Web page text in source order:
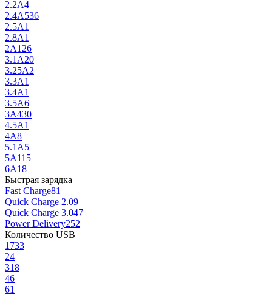
2.2A4
2.4A536
2.5A1
2.8А1
2A126
3.1A20
3.25А2
3.3A1
3.4A1
3.5A6
3A430
4.5A1
4A8
5.1A5
5А115
6А18
Быстрая зарядка
Fast Charge81
Quick Charge 2.09
Quick Charge 3.047
Power Delivery252
Количество USB
1 733
24
318
46
61